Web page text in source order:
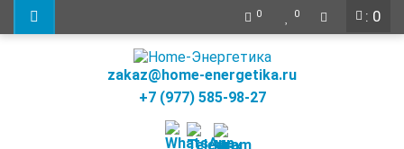
: 0
0 0
zakaz@home-energetika.ru
+7 (977) 585-98-27